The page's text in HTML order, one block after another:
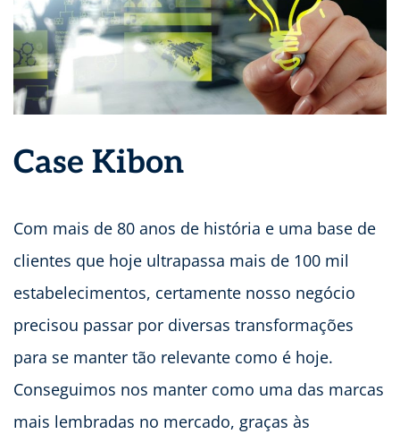
Case Kibon
Com mais de 80 anos de história e uma base de
clientes que hoje ultrapassa mais de 100 mil
estabelecimentos, certamente nosso negócio
precisou passar por diversas transformações
para se manter tão relevante como é hoje.
Conseguimos nos manter como uma das marcas
mais lembradas no mercado, graças às